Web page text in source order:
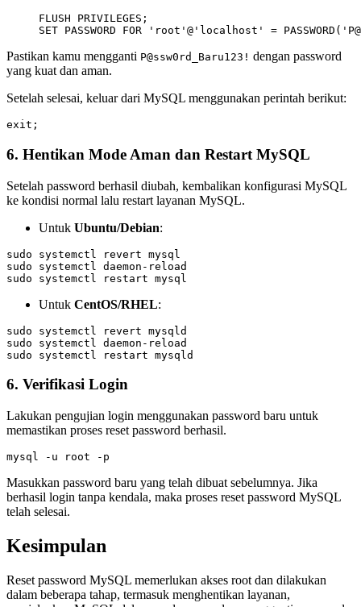
FLUSH PRIVILEGES;
Pastikan kamu mengganti P@ssw0rd_Baru123! dengan password
yang kuat dan aman.
Setelah selesai, keluar dari MySQL menggunakan perintah berikut:
6. Hentikan Mode Aman dan Restart MySQL
Setelah password berhasil diubah, kembalikan konfigurasi MySQL
ke kondisi normal lalu restart layanan MySQL.
Untuk Ubuntu/Debian:
sudo systemctl revert mysql
sudo systemctl daemon-reload
Untuk CentOS/RHEL:
sudo systemctl revert mysqld
sudo systemctl daemon-reload
6. Verifikasi Login
Lakukan pengujian login menggunakan password baru untuk
memastikan proses reset password berhasil.
Masukkan password baru yang telah dibuat sebelumnya. Jika
berhasil login tanpa kendala, maka proses reset password MySQL
telah selesai.
Kesimpulan
Reset password MySQL memerlukan akses root dan dilakukan
dalam beberapa tahap, termasuk menghentikan layanan,